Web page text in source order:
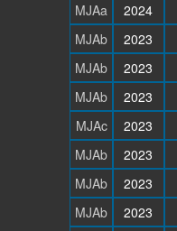
MJAa
2024
MJAb
2023
MJAb
2023
MJAb
2023
MJAc
2023
MJAb
2023
MJAb
2023
MJAb
2023